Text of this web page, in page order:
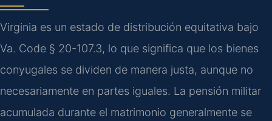
Virginia es un estado de distribución equitativa bajo
Va. Code § 20-107.3, lo que significa que los bienes
conyugales se dividen de manera justa, aunque no
necesariamente en partes iguales. La pensión militar
acumulada durante el matrimonio generalmente se